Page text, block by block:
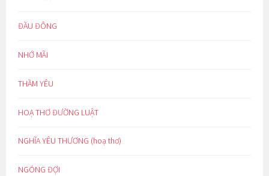
ĐẦU ĐÔNG
NHỚ MÃI
THẦM YÊU
HOẠ THƠ ĐƯỜNG LUẬT
NGHĨA YÊU THƯƠNG (hoạ thơ)
NGÓNG ĐỢI